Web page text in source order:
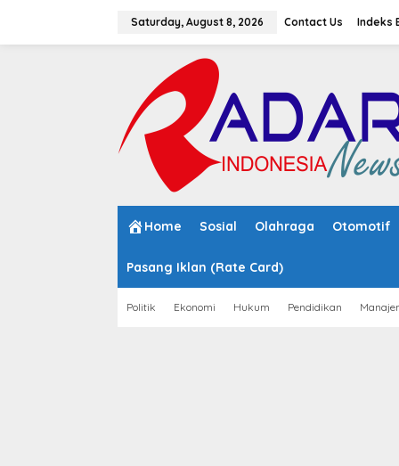
Saturday, August 8, 2026 Contact Us Indeks
Home Sosial Olahraga Otomotif
Pasang Iklan (Rate Card)
Politik Ekonomi Hukum Pendidikan